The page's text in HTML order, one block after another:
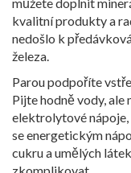
kvalitní produkty a
nedošlo k
železa.
Parou podpoříte
Pijte hodně vody,
elektrolytové
se energetickým
cukru a umělých